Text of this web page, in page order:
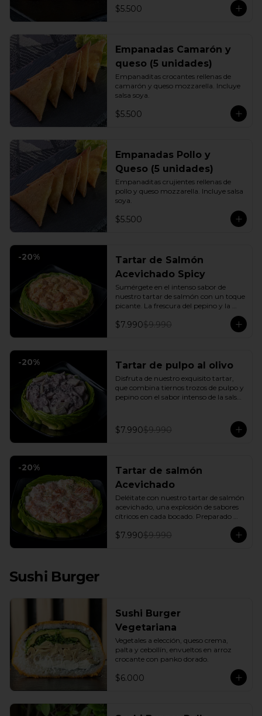
$5.500
Empanadas Camarón y
queso (5 unidades)
Empanaditas crocantes rellenas de
camarón y queso mozzarella. Incluye
salsa soya.
$5.500
Empanadas Pollo y
Queso (5 unidades)
Empanaditas crujientes rellenas de
pollo y queso mozzarella. Incluye salsa
soya.
$5.500
-20%
Tartar de Salmón
Acevichado Spicy
Sumérgete en el intenso sabor de
nuestro tartar de salmón con un toque
picante. La frescura del pepino y la
suavidad de la palta se combinan con
la explosión de la salsa spicy, creando
un plato vibrante y lleno de sabor que
$7.990$9.990
-20% Tartar de pulpo al olivo
Disfruta de nuestro exquisito tartar,
que combina tiernos trozos de pulpo y
pepino con el sabor intenso de la salsa
experiencia única de sabor y textura.
$7.990$9.990
-20%
Tartar de salmón
Acevichado
Deléitate con nuestro tartar de salmón
acevichado, una explosión de sabores
cítricos en cada bocado. Preparado
con una base de pepino fresco y palta
cremosa, este plato es el equilibrio
perfecto. Incluye: 1 Salsa de Soya 30ML
$7.990$9.990
Sushi Burger
Sushi Burger
Vegetariana
Vegetales a elección, queso crema,
palta y cebollín, envueltos en arroz
crocante con panko dorado.
$6.000